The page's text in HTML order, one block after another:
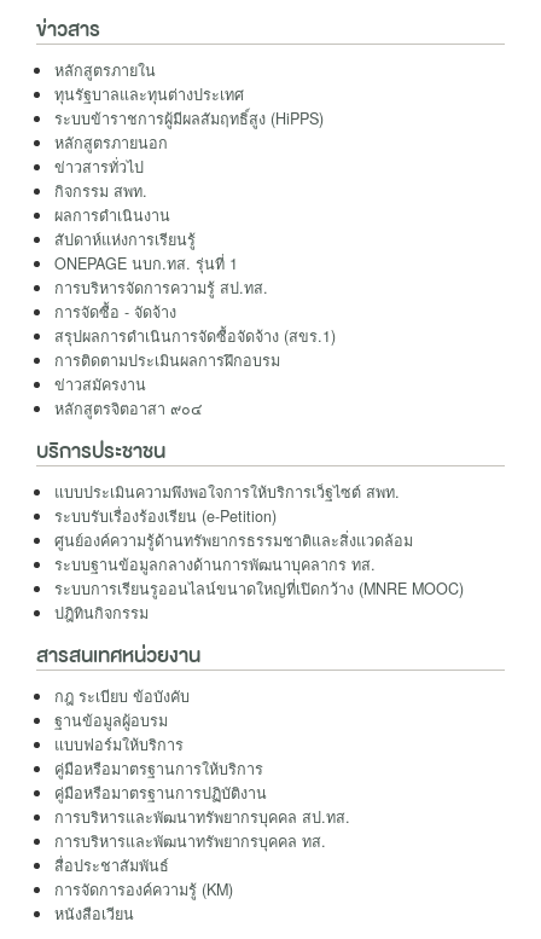
ข่าวสาร
หลักสูตรภายใน
ทุนรัฐบาลและทุนต่างประเทศ
ระบบข้าราชการผู้มีผลสัมฤทธิ์สูง (HiPPS)
หลักสูตรภายนอก
ข่าวสารทั่วไป
กิจกรรม สพท.
ผลการดำเนินงาน
สัปดาห์แห่งการเรียนรู้
ONEPAGE นบก.ทส. รุ่นที่ 1
การบริหารจัดการความรู้ สป.ทส.
การจัดซื้อ - จัดจ้าง
สรุปผลการดำเนินการจัดซื้อจัดจ้าง (สขร.1)
การติดตามประเมินผลการฝึกอบรม
ข่าวสมัครงาน
หลักสูตรจิตอาสา ๙๐๔
บริการประชาชน
แบบประเมินความพึงพอใจการให้บริการเว็ฐไซต์ สพท.
ระบบรับเรื่องร้องเรียน (e-Petition)
ศูนย์องค์ความรู้ด้านทรัพยากรธรรมชาติและสิ่งแวดล้อม
ระบบฐานข้อมูลกลางด้านการพัฒนาบุคลากร ทส.
ระบบการเรียนรูออนไลน์ขนาดใหญ่ที่เปิดกว้าง (MNRE MOOC)
ปฎิทินกิจกรรม
สารสนเทศหน่วยงาน
กฎ ระเบียบ ข้อบังคับ
ฐานข้อมูลผู้อบรม
แบบฟอร์มให้บริการ
คู่มือหรือมาตรฐานการให้บริการ
คู่มือหรือมาตรฐานการปฏิบัติงาน
การบริหารและพัฒนาทรัพยากรบุคคล สป.ทส.
การบริหารและพัฒนาทรัพยากรบุคคล ทส.
สื่อประชาสัมพันธ์
การจัดการองค์ความรู้ (KM)
หนังสือเวียน